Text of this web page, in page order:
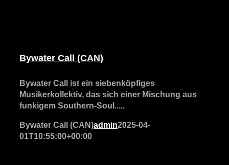
Bywater Call (CAN)
Bywater Call ist ein siebenköpfiges
Musikerkollektiv, das sich einer Mischung aus
funkigem Southern-Soul.....
Bywater Call (CAN)admin2025-04-
01T10:55:00+00:00